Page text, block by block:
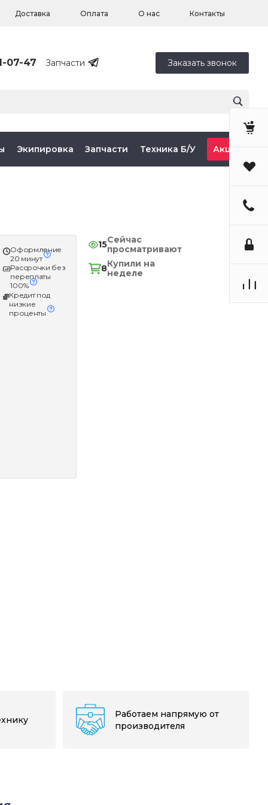
Доставка Оплата О нас Контакты
07-47 Запчасти Заказать звонок
Экипировка Запчасти Техника Б/У Акции
Оформление
20 минут
Рассрочки без
переплаты
100%
Кредит под
низкие
проценты
15Сейчас
просматривают
8Купили на
неделе
Работаем напрямую от
производителя